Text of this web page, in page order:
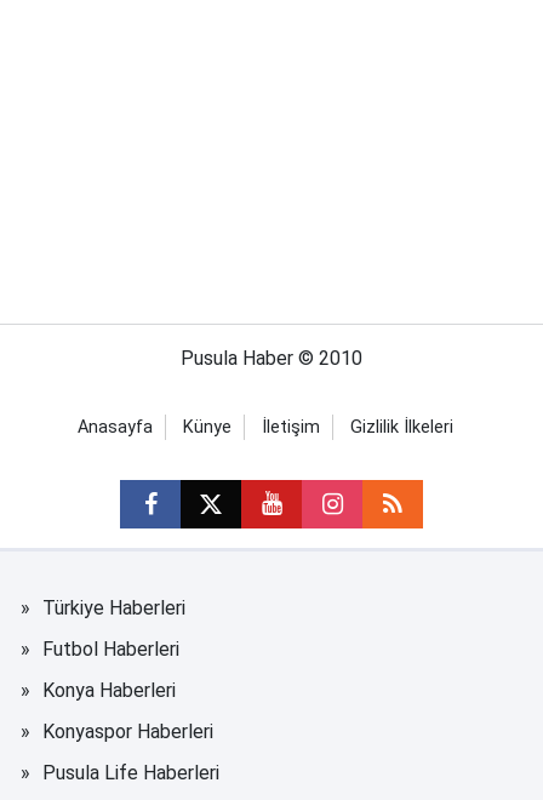
Pusula Haber © 2010
Anasayfa Künye İletişim Gizlilik İlkeleri
Türkiye Haberleri
Futbol Haberleri
Konya Haberleri
Konyaspor Haberleri
Pusula Life Haberleri